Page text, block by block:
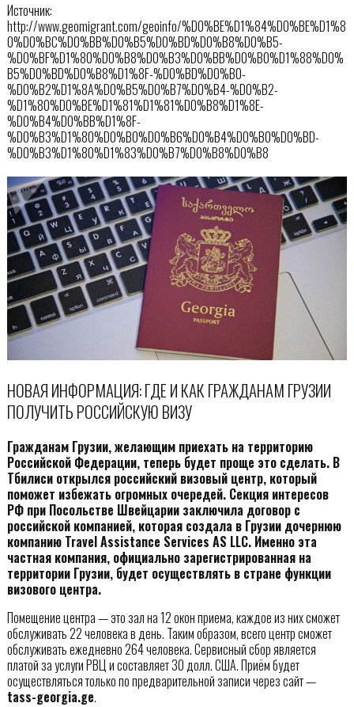
Источник:
http://www.geomigrant.com/geoinfo/%D0%BE%D1%84%D0%BE%D1%8
0%D0%BC%D0%BB%D0%B5%D0%BD%D0%B8%D0%B5-
%D0%BF%D1%80%D0%B8%D0%B3%D0%BB%D0%B0%D1%88%D0%
B5%D0%BD%D0%B8%D1%8F-%D0%BD%D0%B0-
%D0%B2%D1%8A%D0%B5%D0%B7%D0%B4-%D0%B2-
%D1%80%D0%BE%D1%81%D1%81%D0%B8%D1%8E-
%D0%B4%D0%BB%D1%8F-
%D0%B3%D1%80%D0%B0%D0%B6%D0%B4%D0%B0%D0%BD-
%D0%B3%D1%80%D1%83%D0%B7%D0%B8%D0%B8
НОВАЯ ИНФОРМАЦИЯ: ГДЕ И КАК ГРАЖДАНАМ ГРУЗИИ
ПОЛУЧИТЬ РОССИЙСКУЮ ВИЗУ
Гражданам Грузии, желающим приехать на территорию
Российской Федерации, теперь будет проще это сделать. В
Тбилиси открылся российский визовый центр, который
поможет избежать огромных очередей. Секция интересов
РФ при Посольстве Швейцарии заключила договор с
российской компанией, которая создала в Грузии дочернюю
компанию Travel Assistance Services AS LLC. Именно эта
частная компания, официально зарегистрированная на
территории Грузии, будет осуществлять в стране функции
визового центра.
Помещение центра — это зал на 12 окон приема, каждое из них сможет
обслуживать 22 человека в день. Таким образом, всего центр сможет
обслуживать ежедневно 264 человека. Сервисный сбор является
платой за услуги РВЦ и составляет 30 долл. США. Приём будет
осуществляться только по предварительной записи через сайт —
tass-georgia.ge.